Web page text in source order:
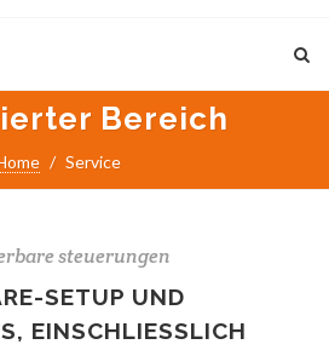
Bereich
Service
steuerungen
SETUP UND
EINSCHLIESSLICH